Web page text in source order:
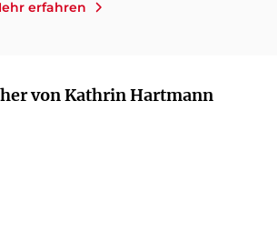
erfahren
von Kathrin Hartmann